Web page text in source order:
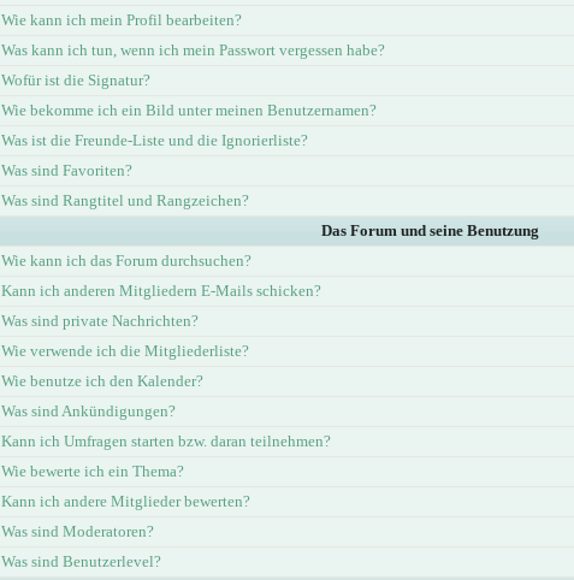
Wie kann ich mein Profil bearbeiten?
Was kann ich tun, wenn ich mein Passwort vergessen habe?
Wofür ist die Signatur?
Wie bekomme ich ein Bild unter meinen Benutzernamen?
Was ist die Freunde-Liste und die Ignorierliste?
Was sind Favoriten?
Was sind Rangtitel und Rangzeichen?
Das Forum und seine Benutzung
Wie kann ich das Forum durchsuchen?
Kann ich anderen Mitgliedern E-Mails schicken?
Was sind private Nachrichten?
Wie verwende ich die Mitgliederliste?
Wie benutze ich den Kalender?
Was sind Ankündigungen?
Kann ich Umfragen starten bzw. daran teilnehmen?
Wie bewerte ich ein Thema?
Kann ich andere Mitglieder bewerten?
Was sind Moderatoren?
Was sind Benutzerlevel?